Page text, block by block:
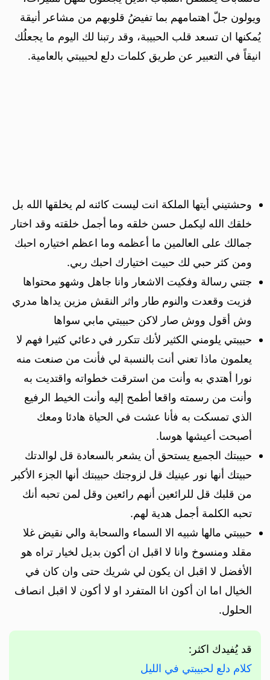
ويولون جلّ اهتمامهم بما تفيضُ قلوبهم من مشاعر أنيقة
يُمكنها ان تسعد قلب الحبيبة، وقد رتبنا لك اليوم ما يجعلُك
انيقاً في التعبير عن طريق كلمات دلع لحبيبتي بالعامية.
وحشتيني أيتها الملكة انت ليست كائنه لم يخلقها الله بل
خلقك الله ليكمل حسن خلقه وما أجمل خلقته وقد اختار
جمالك على العالمين ما أعظمه وما اعظم اختياره احبك
ومن كثر حبي لك حبيت اختيارك احبك ربي.
جتني رسالة وفكيت الاشعار وانا جاهل وشهو محتواها
فزيت وقعدت والنوم طار واثر النقش مزين يداها مدري
وش أقول ووش صار لاكن حبيبتي مابي سواها
حبيبتي يلومني الكثير لأنك تتكرر في دعائي كثيرا فهم لا
يعلمون ماذا تعني أنت بالنسبة لي فأنت من صنعت منه
نورا أهتدي به وأنت من استرقت خطواته واقتديت به
وأنت من رسمته واقعا أطمح إليه وأنت الخيط الرفيع
الذي تمسكت به فأنا عشت في الحياة هادئا ومعك
أصبحت أعيشها هوسا.
حبيبتك الجميع يستحق أن يشعر بالسعادة قل لوالدتك
حبيتك أنها نور عينيك قل لزوجتك حبيبتك أنها الجزء الأكبر
من قلبك قل للرائعين أنهم رائعين وقل لمن تحبه أنك
تحبه الكلمة أجمل هدية لهم.
حبيبتي مالها شبيه الا السماء والسحابة والي نقيض غلا
مقلد ومنسوخ وانا لا اقبل ان أكون بديل لخيار تراه هو
الأفضل لا اقبل ان يكون لي شريك حتى وان كان في
الخيال اما ان أكون انا المتفرد او لا أكون لا اقبل انصاف
الحلول.
قد يُفيدك اكثر:
كلام دلع لحبيبتي في الليل